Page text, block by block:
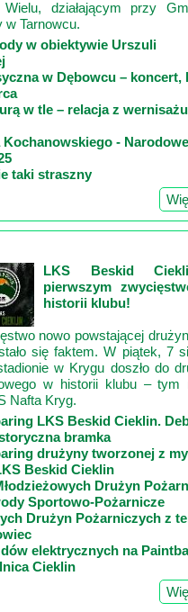
działającym przy
w Tarnowcu.
w obiektywie Urszuli
w Dębowcu – koncert,
w tle – relacja z
Kochanowskiego - Narodowe
taki straszny
LKS Beskid
pierwszym
historii klubu!
nowo powstającej
się faktem. W piątek, 7
w Krygu doszło do
w historii klubu – tym
Nafta Kryg.
LKS Beskid Cieklin.
bramka
drużyny tworzonej z
Beskid Cieklin
Drużyn
Sportowo-Pożarnicze
Drużyn Pożarniczych z
elektrycznych na
Cieklin